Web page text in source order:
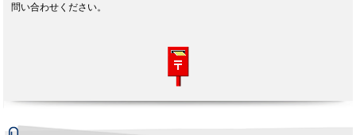
問い合わせください。